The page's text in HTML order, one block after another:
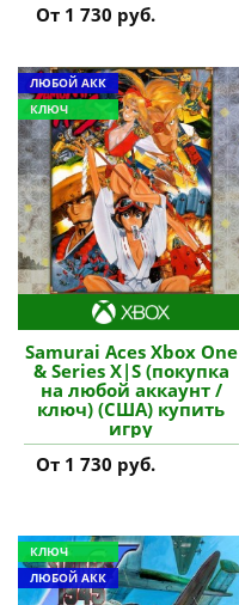
От 1 730 руб.
ЛЮБОЙ АКК
КЛЮЧ
Samurai Aces Xbox One
& Series X|S (покупка
на любой аккаунт /
ключ) (США) купить
игру
От 1 730 руб.
КЛЮЧ
ЛЮБОЙ АКК